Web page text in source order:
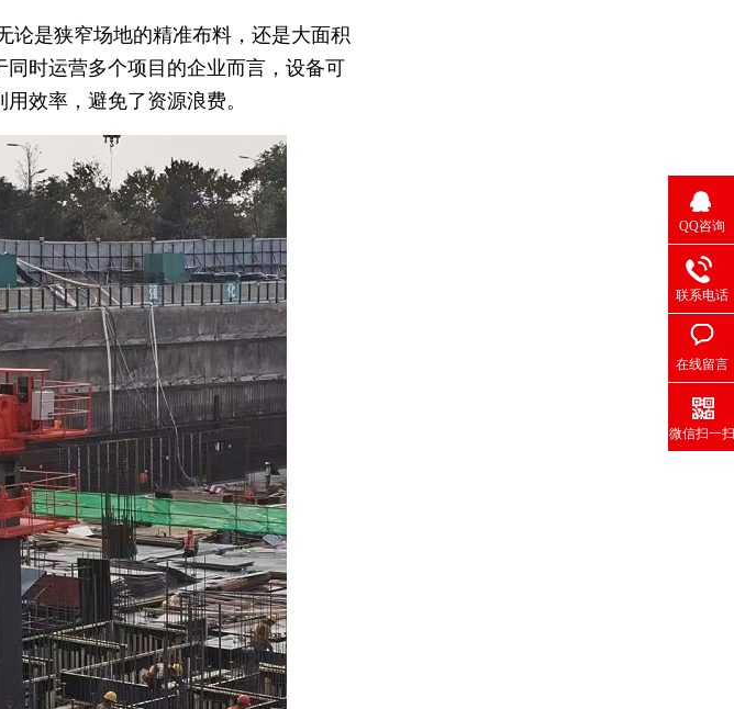
论是狭窄场地的精准布料，还是大面积
时运营多个项目的企业而言，设备可
效率，避免了资源浪费。
QQ咨询
联系电话
在线留言
微信扫一扫